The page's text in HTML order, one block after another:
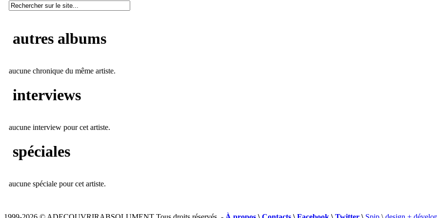
autres albums
aucune chronique du même artiste.
interviews
aucune interview pour cet artiste.
spéciales
aucune spéciale pour cet artiste.